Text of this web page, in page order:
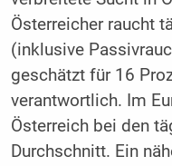
Österreicher raucht
(inklusive
geschätzt für 16
verantwortlich. Im
Österreich bei den
Durchschnitt. Ein